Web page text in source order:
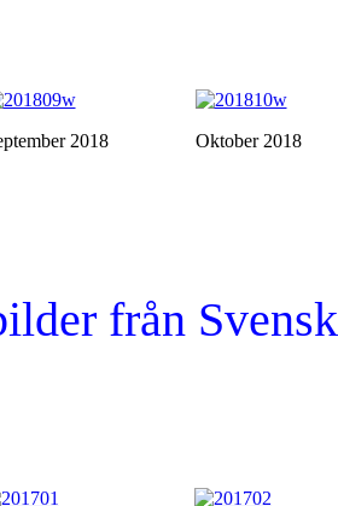
2018 Oktober 2018
från